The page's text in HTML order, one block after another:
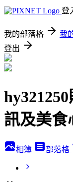
登
我的部落格 我
登出
訊及美食
相簿 部落格